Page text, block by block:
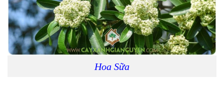
Hoa Sữa